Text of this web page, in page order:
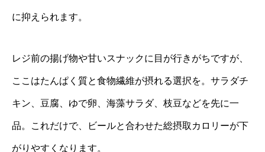
に抑えられます。
レジ前の揚げ物や甘いスナックに目が行きがちですが、
ここはたんぱく質と食物繊維が摂れる選択を。サラダチ
キン、豆腐、ゆで卵、海藻サラダ、枝豆などを先に一
品。これだけで、ビールと合わせた総摂取カロリーが下
がりやすくなります。